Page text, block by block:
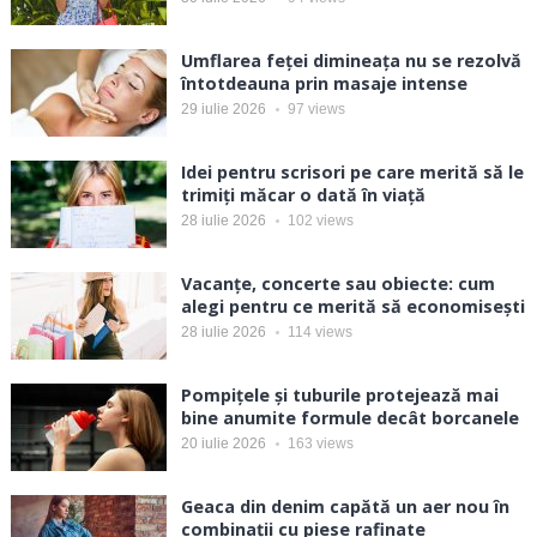
Umflarea feței dimineața nu se rezolvă
întotdeauna prin masaje intense
29 iulie 2026 97 views
Idei pentru scrisori pe care merită să le
trimiți măcar o dată în viață
28 iulie 2026 102 views
Vacanțe, concerte sau obiecte: cum
alegi pentru ce merită să economisești
28 iulie 2026 114 views
Pompițele și tuburile protejează mai
bine anumite formule decât borcanele
20 iulie 2026 163 views
Geaca din denim capătă un aer nou în
combinații cu piese rafinate